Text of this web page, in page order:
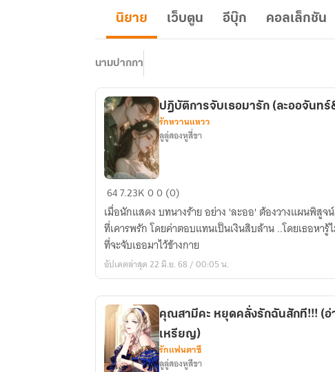
นิยาย เว็บตูน อีบุ๊ก คอลเล็กชัน
นามปากกา
ปฎิบัติ
การ
จับ
เธอ
มา
รัก
ออ
จันทร์&บา
ส
เตียน)
ปฎิบัติการจับเธอมารัก (ละออจันทร์
รักหวานแหวว
ลูลู่สองหูสี่ขา
647.23K00 (0)
เมื่อนักแสดง บทนางร้าย อย่าง 'ละออ' ต้องวางแผนพิสูจ
ที่เคารพรัก โดยค่าตอบแทนเป็นเงินสิบล้าน ..โดยเธอหารู้
ที่จะจับเธอมาไว้ข้างกาย
อัปเดตล่าสุด 22 มิ.ย. 68 / 00:05 น.
คุณสามีคะ หยุดคลั่งรักฉันสักที!!! (
เหรียญ)
รักแฟนตาซี
ลูลู่สองหูสีขา